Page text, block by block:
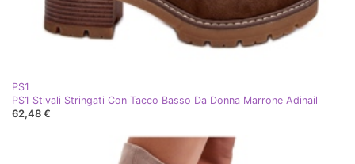
PS1
PS1 Stivali Stringati Con Tacco Basso Da Donna Marrone Adinail
62,48 €